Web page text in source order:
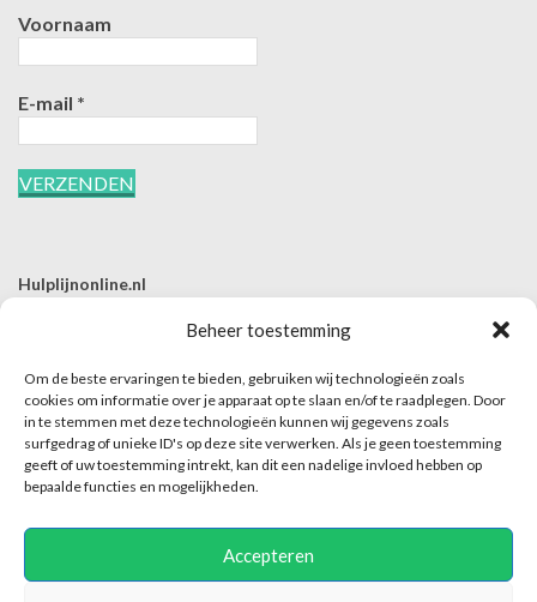
Beheer toestemming
Om de beste ervaringen te bieden, gebruiken wij technologieën zoals
cookies om informatie over je apparaat op te slaan en/of te raadplegen. Door
in te stemmen met deze technologieën kunnen wij gegevens zoals
surfgedrag of unieke ID's op deze site verwerken. Als je geen toestemming
geeft of uw toestemming intrekt, kan dit een nadelige invloed hebben op
bepaalde functies en mogelijkheden.
Accepteren
Voornaam
E-mail *
Hulplijnonline.nl
E | info@hulplijnonline.nl
Contactformulier
Over Hulplijnonline.nl
Het team van Hulplijnonline.nl